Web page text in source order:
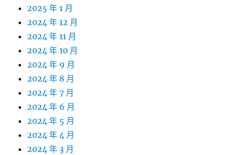
2025 年 1 月
2024 年 12 月
2024 年 11 月
2024 年 10 月
2024 年 9 月
2024 年 8 月
2024 年 7 月
2024 年 6 月
2024 年 5 月
2024 年 4 月
2024 年 3 月